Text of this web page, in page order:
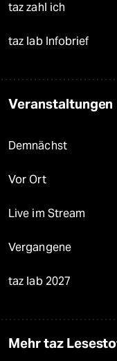
taz zahl ich
taz lab Infobrief
Veranstaltungen
Demnächst
Vor Ort
Live im Stream
Vergangene
taz lab 2027
Mehr taz